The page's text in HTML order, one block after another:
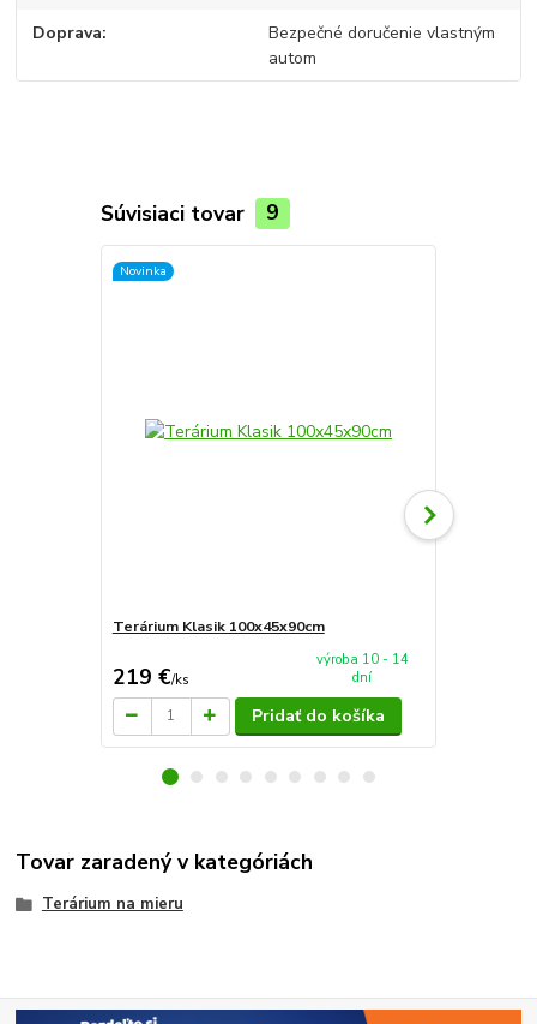
Doprava
Bezpečné doručenie vlastným
autom
Súvisiaci tovar 9
Novinka
Terárium Klasik 100x45x90cm
219 €/ks
výroba 10 - 14
dní
Pridať do košíka
Tovar zaradený v kategóriách
Terárium na mieru